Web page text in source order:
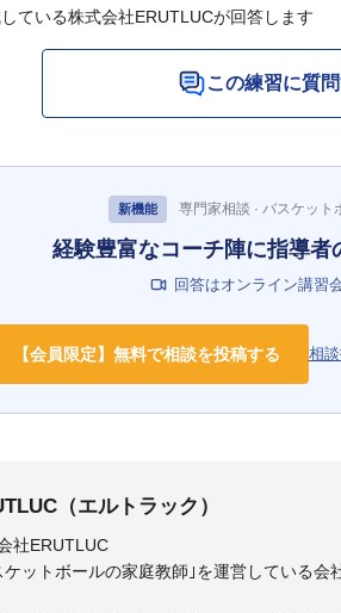
ている株式会社ERUTLUCが回答します
この練習に質
新機能 専門家相談 · バスケット
経験豊富なコーチ陣に指導者
回答はオンライン講習
【会員限定】無料で相談を投稿する 相
（エルトラック）
社ERUTLUC
ケットボールの家庭教師｣を運営している会